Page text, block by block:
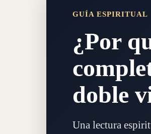
GUÍA ESPIRITUAL
¿Por
doble
Una lectura